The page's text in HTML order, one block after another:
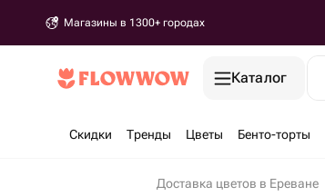
Магазины в 1300+ городах
Каталог
Скидки Тренды Цветы Бенто-торты
Доставка цветов в Ереване